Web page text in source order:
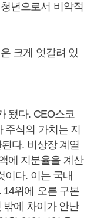
년으로서 비약적
크게 엇갈려 있
됐다. CEO스코
주식의 가치는 지
다. 비상장 계열
에 지분율을 계산
이다. 이는 국내
위에 오른 구본
밖에 차이가 안난